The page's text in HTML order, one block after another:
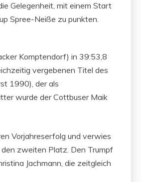
Gelegenheit, mit einem Start
Spree-Neiße zu punkten.
Komptendorf) in 39:53,8
vergebenen Titel des
1990), der als
wurde der Cottbuser Maik
Vorjahreserfolg und verwies
zweiten Platz. Den Trumpf
Jachmann, die zeitgleich